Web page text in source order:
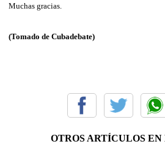
Muchas gracias.
(Tomado de Cubadebate)
OTROS ARTÍCULOS EN